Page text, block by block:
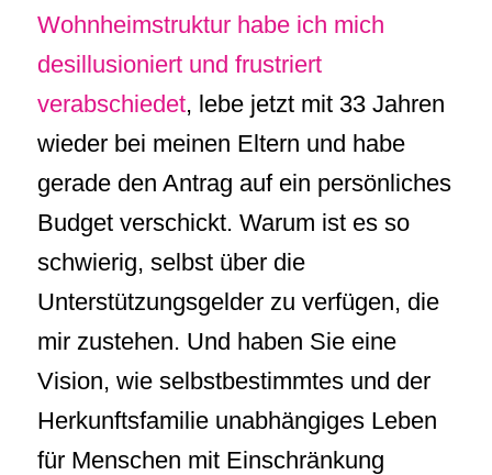
Wohnheimstruktur habe ich mich
desillusioniert und frustriert
verabschiedet, lebe jetzt mit 33 Jahren
wieder bei meinen Eltern und habe
gerade den Antrag auf ein persönliches
Budget verschickt. Warum ist es so
schwierig, selbst über die
Unterstützungsgelder zu verfügen, die
mir zustehen. Und haben Sie eine
Vision, wie selbstbestimmtes und der
Herkunftsfamilie unabhängiges Leben
für Menschen mit Einschränkung